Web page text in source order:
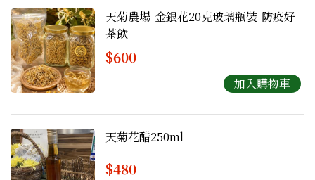
天菊農場-金銀花20克玻璃瓶裝-防疫好
茶飲
$600
天菊花醋250ml
$480